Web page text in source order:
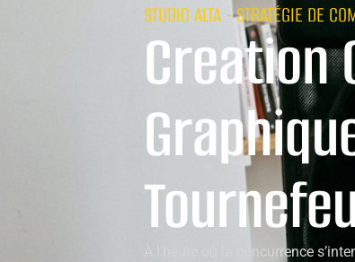
STUDIO ALTA - STRATÉGIE DE
Creation
À l’heure où la concurrence